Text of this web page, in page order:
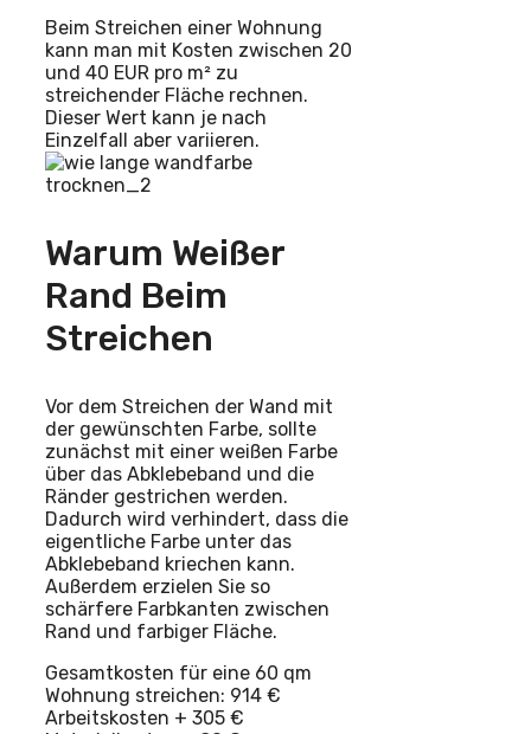
Beim Streichen einer Wohnung
kann man mit Kosten zwischen 20
und 40 EUR pro m² zu
streichender Fläche rechnen.
Dieser Wert kann je nach
Einzelfall aber variieren.
Warum Weißer
Rand Beim
Streichen
Vor dem Streichen der Wand mit
der gewünschten Farbe, sollte
zunächst mit einer weißen Farbe
über das Abklebeband und die
Ränder gestrichen werden.
Dadurch wird verhindert, dass die
eigentliche Farbe unter das
Abklebeband kriechen kann.
Außerdem erzielen Sie so
schärfere Farbkanten zwischen
Rand und farbiger Fläche.
Gesamtkosten für eine 60 qm
Wohnung streichen: 914 €
Arbeitskosten + 305 €